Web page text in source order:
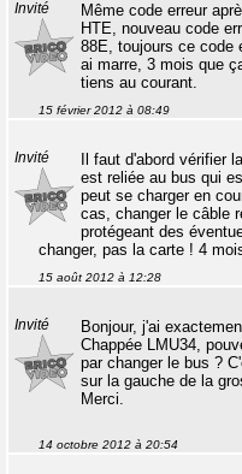
Invité
Même code erreur
HTE, nouveau code
88E, toujours ce code
ai marre, 3 mois que
tiens au courant.
15 février 2012 à 08:49
Invité
Il faut d'abord vérifier
est reliée au bus qui
peut se charger en
cas, changer le câble
protégeant des
changer, pas la carte ! 4
15 août 2012 à 12:28
Invité
Bonjour, j'ai
Chappée LMU34,
par changer le bus ?
sur la gauche de la
Merci.
14 octobre 2012 à 20:54